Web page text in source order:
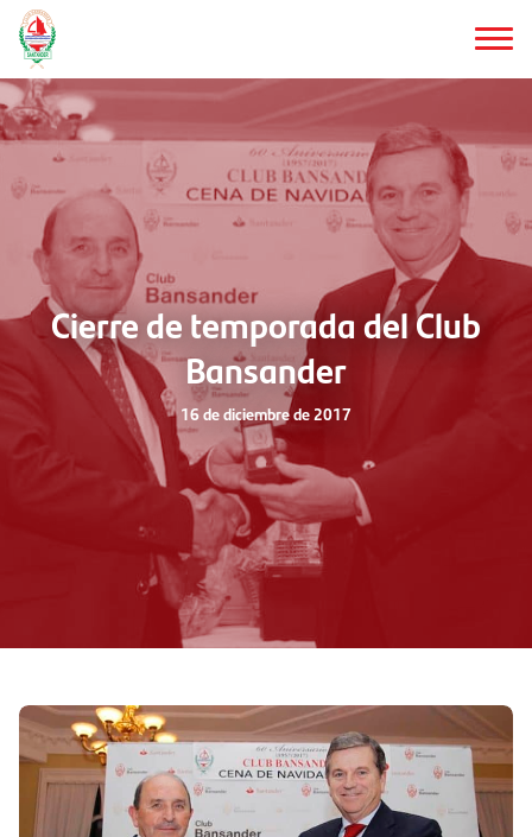
Saltar
al
contenido
principal
Cierre de temporada del Club
Bansander
16 de diciembre de 2017